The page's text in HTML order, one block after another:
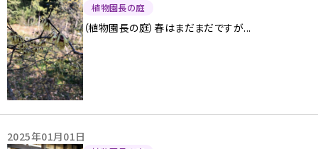
植物園長の庭
（植物園長の庭）春はまだまだですが...
2025年01月01日